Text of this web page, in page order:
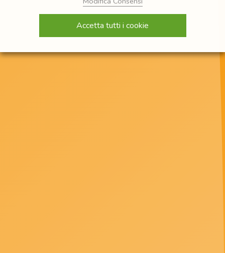
Accetta tutti i cookie